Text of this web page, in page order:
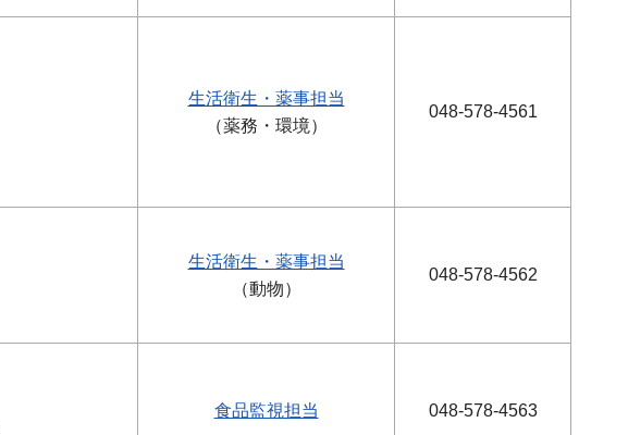
生活衛生・薬事担当
（薬務・環境）
048-578-4561
生活衛生・薬事担当
（動物）
048-578-4562
食品監視担当 048-578-4563